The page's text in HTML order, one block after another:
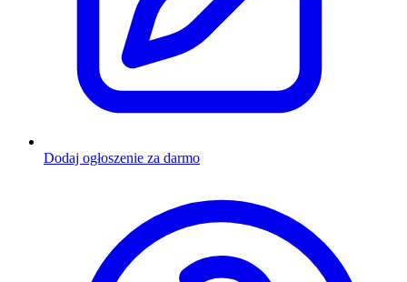
Dodaj ogłoszenie za darmo